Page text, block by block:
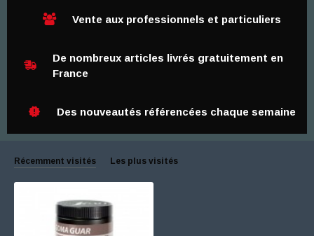
Vente aux professionnels et particuliers
De nombreux articles livrés gratuitement en
France
Des nouveautés référencées chaque semaine
Récemment visités Les plus visités